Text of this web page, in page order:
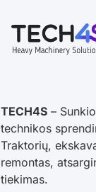
TECH4S–
technikos
Traktorių,
remontas,
tiekimas.